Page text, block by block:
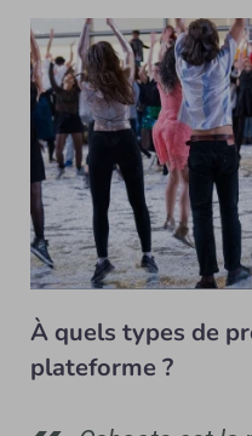
À quels types de
plateforme ?